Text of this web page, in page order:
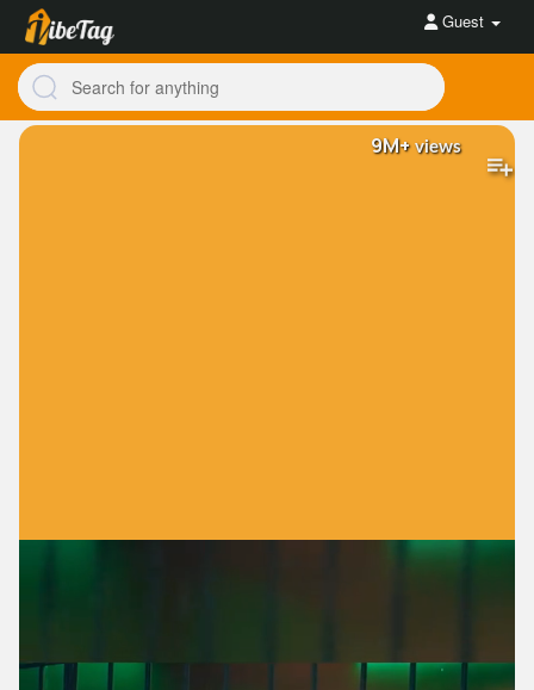
Guest
9M+views